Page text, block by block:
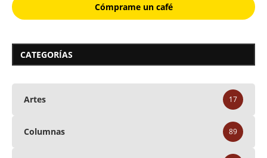
Cómprame un café
CATEGORÍAS
Artes 17
Columnas 89